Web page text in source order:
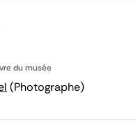
du musée
(Photographe)